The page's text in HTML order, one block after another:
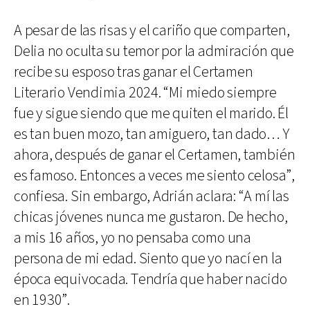
A pesar de las risas y el cariño que comparten,
Delia no oculta su temor por la admiración que
recibe su esposo tras ganar el Certamen
Literario Vendimia 2024. “Mi miedo siempre
fue y sigue siendo que me quiten el marido. Él
es tan buen mozo, tan amiguero, tan dado… Y
ahora, después de ganar el Certamen, también
es famoso. Entonces a veces me siento celosa”,
confiesa. Sin embargo, Adrián aclara: “A mí las
chicas jóvenes nunca me gustaron. De hecho,
a mis 16 años, yo no pensaba como una
persona de mi edad. Siento que yo nací en la
época equivocada. Tendría que haber nacido
en 1930”.